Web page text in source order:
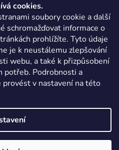
cookies.
soubory cookie a další
schromažďovat informace o
prohlížíte. Tyto údaje
je k neustálemu zlepšování
webu, a také k přizpůsobení
potřeb. Podrobnosti a
v nastavení na této
|Nakódoval eshopGuru